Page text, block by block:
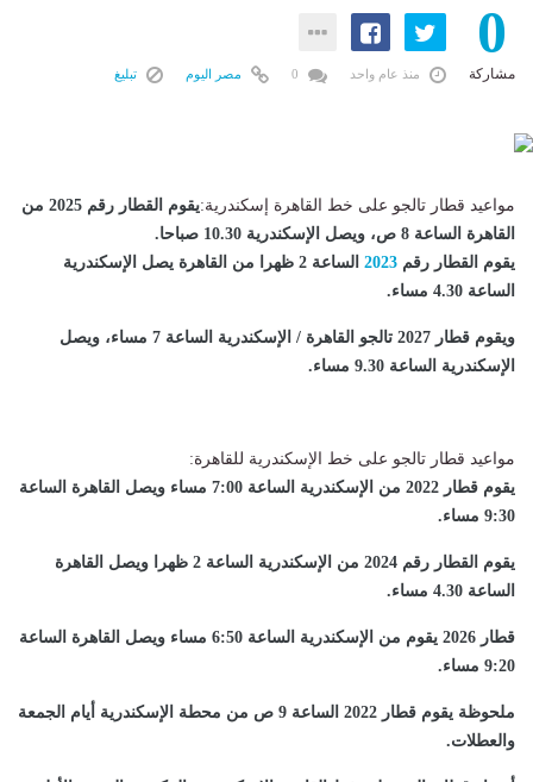
0
مشاركة منذ عام واحد مصر اليوم تبليغ
مواعيد قطار تالجو على خط القاهرة إسكندرية:
يقوم القطار رقم 2025 من
القاهرة الساعة 8 ص، ويصل الإسكندرية 10.30 صباحا
.
يقوم القطار رقم 2023
الساعة 2 ظهرا من القاهرة يصل الإسكندرية
الساعة 4.30 مساء
.
ويقوم قطار 2027 تالجو القاهرة / الإسكندرية الساعة 7 مساء، ويصل
الإسكندرية الساعة 9.30 مساء
.
مواعيد قطار تالجو على خط الإسكندرية للقاهرة:
يقوم قطار 2022 من الإسكندرية الساعة 7:00 مساء ويصل القاهرة الساعة
9:30 مساء
.
يقوم القطار رقم 2024 من الإسكندرية الساعة 2 ظهرا ويصل القاهرة
الساعة 4.30 مساء
.
قطار 2026 يقوم من الإسكندرية الساعة 6:50 مساء ويصل القاهرة الساعة
9:20 مساء
.
ملحوظة يقوم قطار 2022 الساعة 9 ص من محطة الإسكندرية أيام الجمعة
والعطلات.